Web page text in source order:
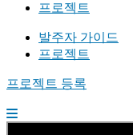
프로젝트
발주자 가이드
프로젝트
프로젝트 등록